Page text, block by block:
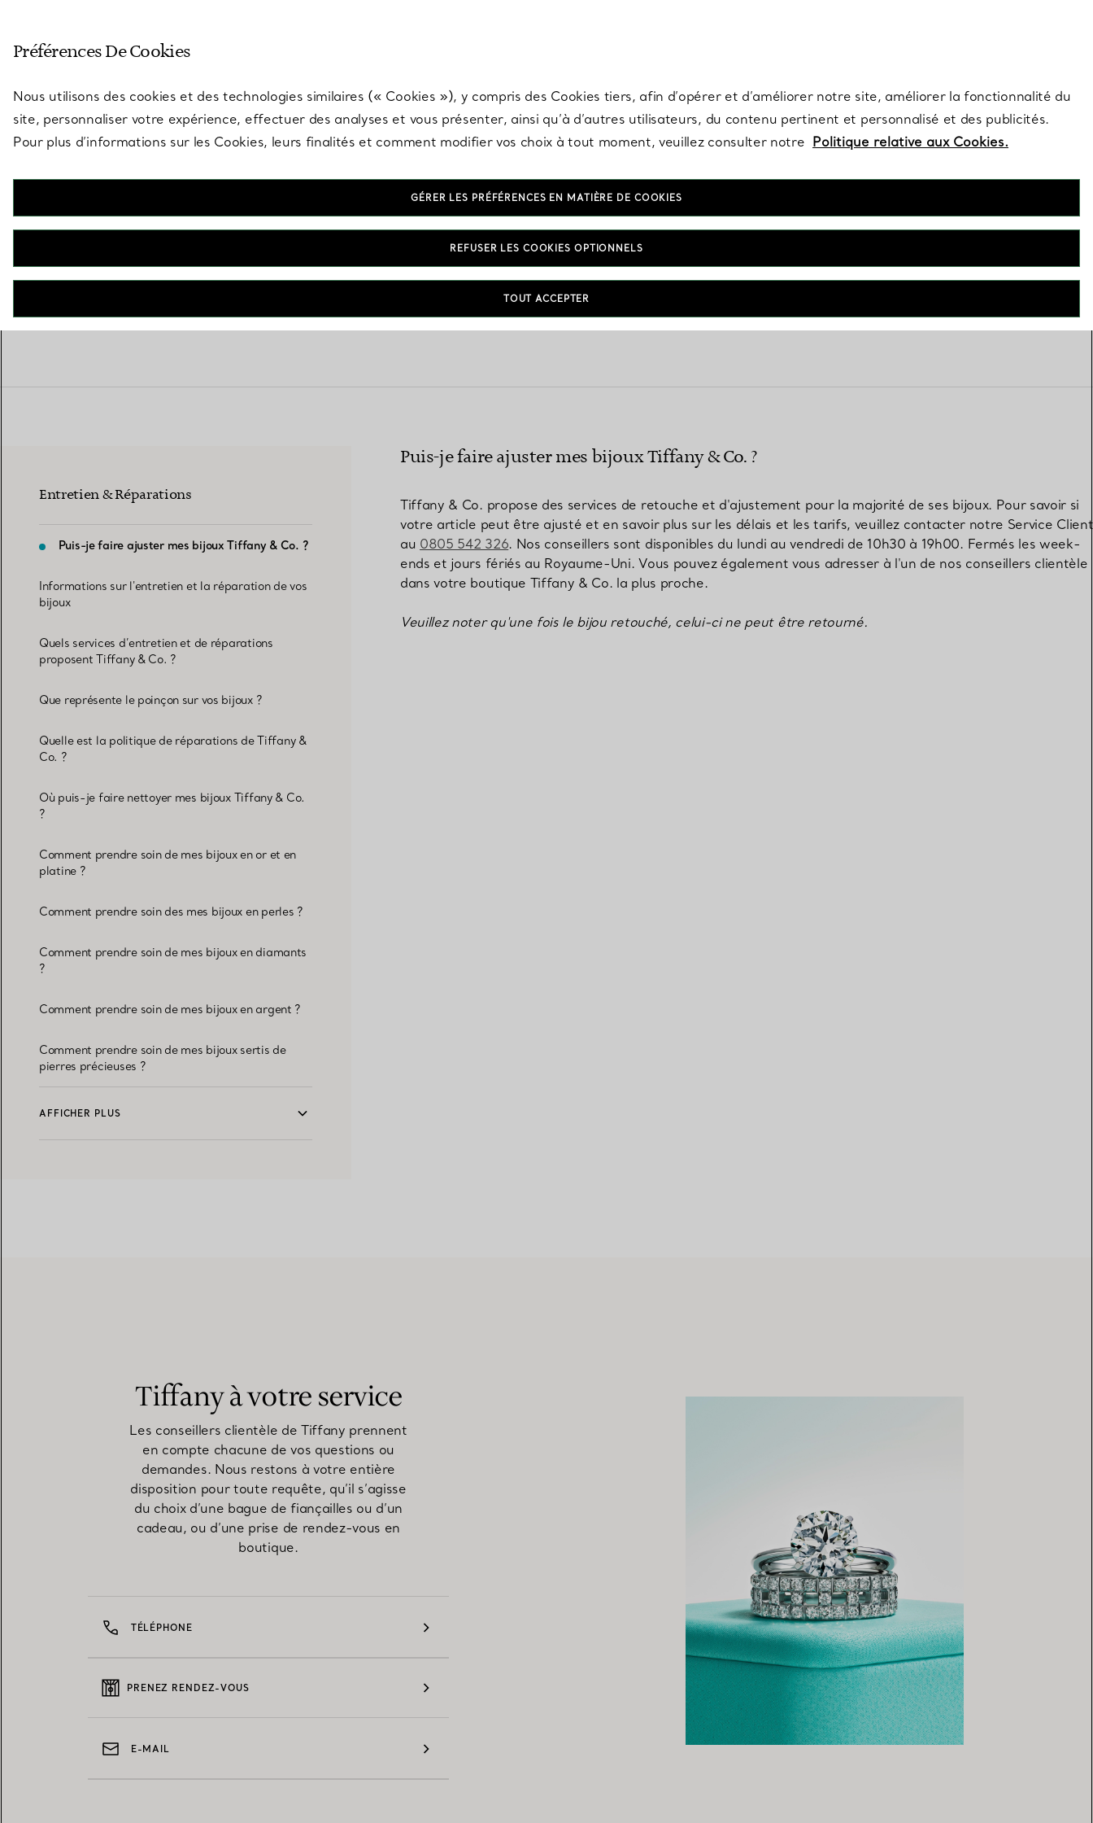
Prenez avec un expert en diamants Tiffany.
Entretien & Réparations
FAQ
Entretien & Réparations
Puis-je faire ajuster mes bijoux Tiffany & Co. ?
Informations sur l'entretien et la réparation de vos
bijoux
Quels services d’entretien et de réparations
proposent Tiffany & Co. ?
Que représente le poinçon sur vos bijoux ?
Quelle est la politique de réparations de Tiffany &
Co. ?
Où puis-je faire nettoyer mes bijoux Tiffany & Co.
?
Comment prendre soin de mes bijoux en or et en
platine ?
Comment prendre soin des mes bijoux en perles ?
Comment prendre soin de mes bijoux en diamants
?
Comment prendre soin de mes bijoux en argent ?
Comment prendre soin de mes bijoux sertis de
pierres précieuses ?
AFFICHER PLUS
Puis-je faire ajuster mes bijoux Tiffany & Co. ?
Tiffany & Co. propose des services de retouche et d'ajustement pour la majorité de ses bijoux. Pour savoir si
votre article peut être ajusté et en savoir plus sur les délais et les tarifs, veuillez contacter notre Service
au 0805 542 326. Nos conseillers sont disponibles du lundi au vendredi de 10h30 à 19h00. Fermés les week-
ends et jours fériés au Royaume-Uni. Vous pouvez également vous adresser à l'un de nos conseillers clientèle
dans votre boutique Tiffany & Co. la plus proche.
Veuillez noter qu'une fois le bijou retouché, celui-ci ne peut être retourné.
Tiffany à votre service
Les conseillers clientèle de Tiffany prennent
en compte chacune de vos questions ou
demandes. Nous restons à votre entière
disposition pour toute requête, qu’il s’agisse
du choix d’une bague de fiançailles ou d’un
cadeau, ou d’une prise de rendez-vous en
boutique.
TÉLÉPHONE
PRENEZ RENDEZ-VOUS
E-MAIL
Préférences De Cookies
Nous utilisons des cookies et des technologies similaires (« Cookies »), y compris des Cookies tiers, afin d’opérer et d’améliorer notre site, améliorer la fonctionnalité du
site, personnaliser votre expérience, effectuer des analyses et vous présenter, ainsi qu’à d’autres utilisateurs, du contenu pertinent et personnalisé et des publicités.
Pour plus d’informations sur les Cookies, leurs finalités et comment modifier vos choix à tout moment, veuillez consulter notre Politique relative aux Cookies.
GÉRER LES PRÉFÉRENCES EN MATIÈRE DE COOKIES
REFUSER LES COOKIES OPTIONNELS
TOUT ACCEPTER